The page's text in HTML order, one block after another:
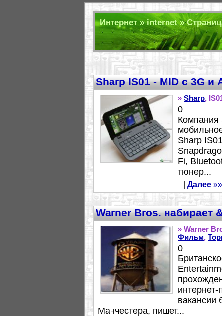
Интернет » internet »
Sharp IS01 - MID с 3G и
» Sharp,
0
Компания
Sharp
Fi,
тюнер...
Далее
Warner Bros. набирает
» Warner
Фильм,
0
вакансии
Манчестера, пишет...